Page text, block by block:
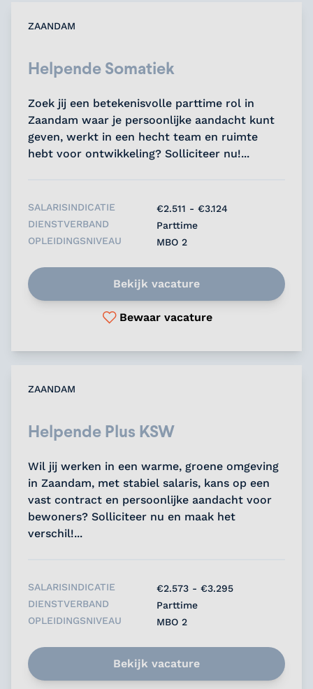
ZAANDAM
Helpende Somatiek
Zoek jij een betekenisvolle parttime rol in
Zaandam waar je persoonlijke aandacht kunt
geven, werkt in een hecht team en ruimte
hebt voor ontwikkeling? Solliciteer nu!...
SALARISINDICATIE
€2.511 - €3.124
DIENSTVERBAND
Parttime
OPLEIDINGSNIVEAU
MBO 2
Bekijk vacature
Bewaar vacature
ZAANDAM
Helpende Plus KSW
Wil jij werken in een warme, groene omgeving
in Zaandam, met stabiel salaris, kans op een
vast contract en persoonlijke aandacht voor
bewoners? Solliciteer nu en maak het
verschil!...
SALARISINDICATIE
€2.573 - €3.295
DIENSTVERBAND
Parttime
OPLEIDINGSNIVEAU
MBO 2
Bekijk vacature